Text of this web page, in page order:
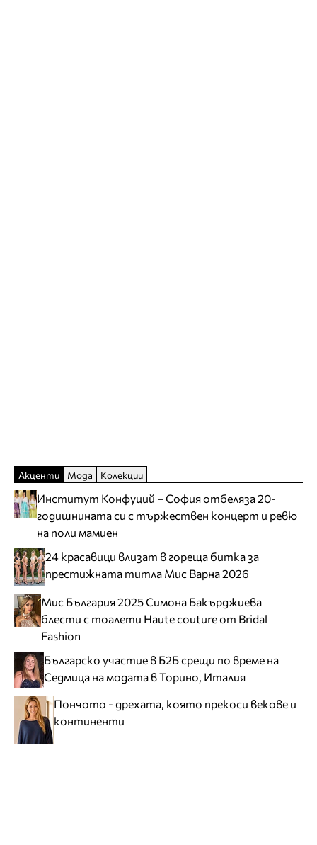
Акценти Мода Колекции
Институт Конфуций – София отбеляза 20-
годишнината си с тържествен концерт и ревю
на поли мамиен
24 красавици влизат в гореща битка за
престижната титла Мис Варна 2026
Мис България 2025 Симона Бакърджиева
блести с тоалети Haute couture от Bridal
Fashion
Българско участие в Б2Б срещи по време на
Седмица на модата в Торино, Италия
Пончото - дрехата, която прекоси векове и
континенти